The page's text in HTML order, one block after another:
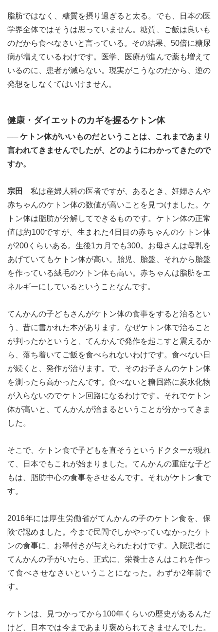
脂肪ではなく、糖質を摂り過ぎると太る。でも、日本の医
学界全体ではそうは思っていません。糖質、ご飯は良いも
のだから食べなさいと言っている。その結果、50倍に糖尿
病が増えているわけです。医学、医療が進んで薬も増えて
いるのに、患者が減らない。現実がこうなのだから、逆の
発想をしなくてはいけません。
健康・ダイエットのカギを握るケトン体
── ケトン体がいいものだということは、これまであまり
言われてきませんでしたが、どのようにわかってきたので
すか。
宗田
私は産婦人科の医者ですが、あるとき、妊婦さんや
赤ちゃんのケトン体の数値が高いことを見つけました。ケ
トン体は脂肪が分解してできるものです。ケトン体の正常
値は約100ですが、生まれた4日目の赤ちゃんのケトン体
が200くらいある。生後1カ月でも300。お母さんは母乳を
あげていてもケトン体が高い。胎児、胎盤、それから胎盤
を作っている絨毛のケトン体も高い。赤ちゃんは脂肪をエ
ネルギーにしているということなんです。
てんかんの子どもさんがケトン体の食事をすると治るとい
う、昔に書かれた本があります。なぜケトン体で治ること
が判ったかというと、てんかんで発作を起こすと震えるか
ら、落ち着いてご飯を食べられないわけです。食べない日
が続くと、発作が治ります。で、そのお子さんのケトン体
を測ったら高かったんです。食べないと糖回路に炭水化物
が入らないのでケトン回路になるわけです。それでケトン
体が高いと、てんかんが治まるということが分かってきま
した。
そこで、ケトン食で子どもを直そうというドクターが現れ
て、日本でもこれが始まりました。てんかんの重症な子ど
もは、脂肪中心の食事をさせるんです。それがケトン食で
す。
2016年には厚生労働省がてんかんの子のケトン食を、保
険で認めました。今まで民間でしかやっていなかったケト
ンの食事に、お墨付きが与えられたわけです。入院患者に
てんかんの子がいたら、正式に、栄養士さんはこれを作っ
て食べさせなさいということになった。わずか2年前で
す。
ケトンは、見つかってから100年くらいの歴史があるんだ
けど、日本では今まであまり褒められてきませんでした。